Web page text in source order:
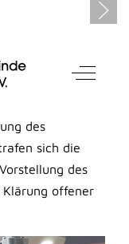
Off-
des
sich die
des
Klärung offener